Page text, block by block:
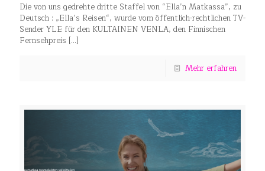
Die von uns gedrehte dritte Staffel von “Ella’n Matkassa”, zu
Deutsch : „Ella’s Reisen“, wurde vom öffentlich-rechtlichen TV-
Sender YLE für den KULTAINEN VENLA, den Finnischen
Fernsehpreis […]
Mehr erfahren